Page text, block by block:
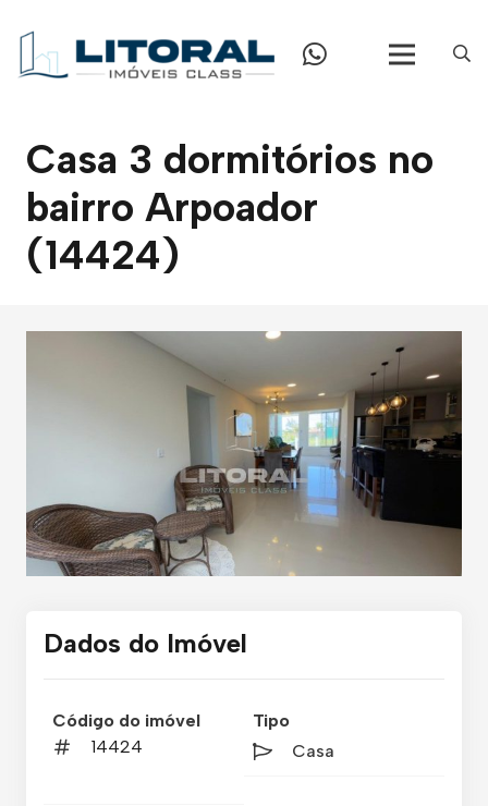
Casa 3 dormitórios no
bairro Arpoador
(14424)
Dados do Imóvel
Código do imóvel
14424
Tipo
Casa